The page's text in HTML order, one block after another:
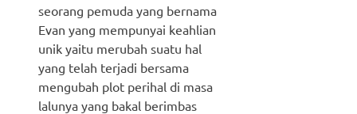
seorang pemuda yang bernama
Evan yang mempunyai keahlian
unik yaitu merubah suatu hal
yang telah terjadi bersama
mengubah plot perihal di masa
lalunya yang bakal berimbas